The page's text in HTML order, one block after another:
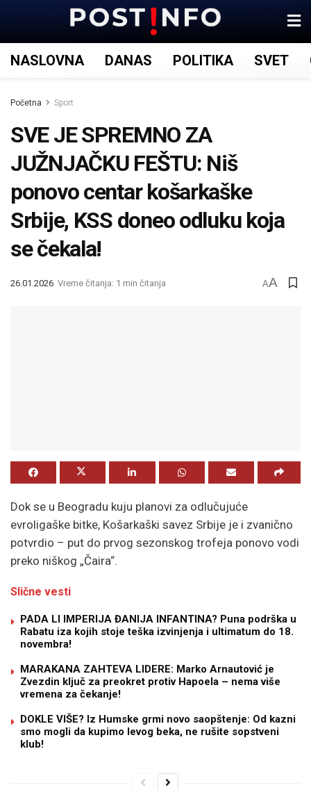
NASLOVNA DANAS POLITIKA SVET
Početna Sport
SVE JE SPREMNO ZA
JUŽNJAČKU FEŠTU: Niš
ponovo centar košarkaške
Srbije, KSS doneo odluku koja
se čekala!
26.01.2026 Vreme čitanja: 1 min čitanja AA
Dok se u Beogradu kuju planovi za odlučujuće
evroligaške bitke, Košarkaški savez Srbije je i zvanično
potvrdio – put do prvog sezonskog trofeja ponovo vodi
preko niškog „Čaira“.
Slične vesti
PADA LI IMPERIJA ĐANIJA INFANTINA? Puna podrška u
Rabatu iza kojih stoje teška izvinjenja i ultimatum do 18.
novembra!
MARAKANA ZAHTEVA LIDERE: Marko Arnautović je
Zvezdin ključ za preokret protiv Hapoela – nema više
vremena za čekanje!
DOKLE VIŠE? Iz Humske grmi novo saopštenje: Od kazni
smo mogli da kupimo levog beka, ne rušite sopstveni
klub!